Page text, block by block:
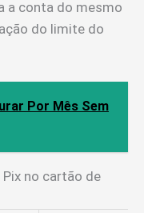
a conta do mesmo
do limite do
Por Mês Sem
no cartão de